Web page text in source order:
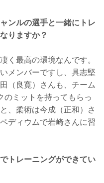
ンルの選手と一緒にトレ
りますか？
く最高の環境なんです。
メンバーですし、具志堅
（良寛）さんも、チーム
のミットを持ってもらっ
、柔術は今成（正和）さ
ディウムで岩崎さんに習
トレーニングができてい